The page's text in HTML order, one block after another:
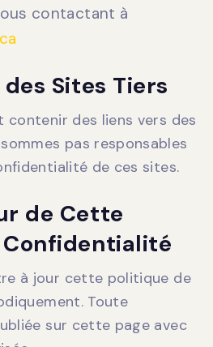
contactant à
Sites Tiers
des liens vers des
pas responsables
de ces sites.
de Cette
à jour cette politique de
Toute
sur cette page avec